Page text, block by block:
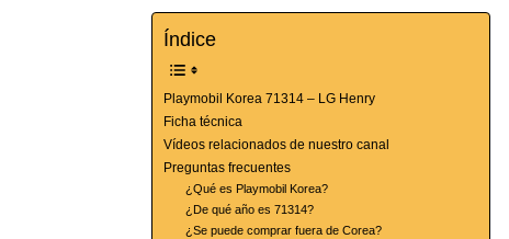
Índice
Playmobil Korea 71314 – LG Henry
Ficha técnica
Vídeos relacionados de nuestro canal
Preguntas frecuentes
¿Qué es Playmobil Korea?
¿De qué año es 71314?
¿Se puede comprar fuera de Corea?